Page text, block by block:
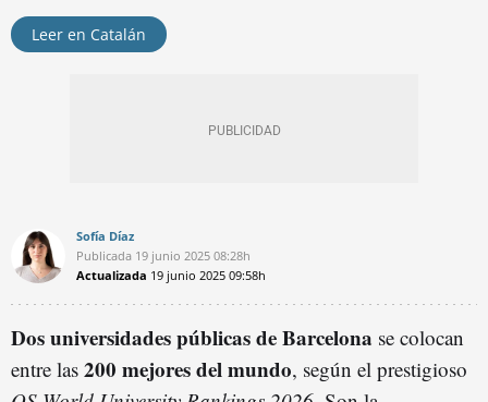
Leer en Catalán
Sofía Díaz
Publicada 19 junio 2025 08:28h
Actualizada 19 junio 2025 09:58h
Dos universidades públicas de Barcelona se colocan
entre las 200 mejores del mundo, según el prestigioso